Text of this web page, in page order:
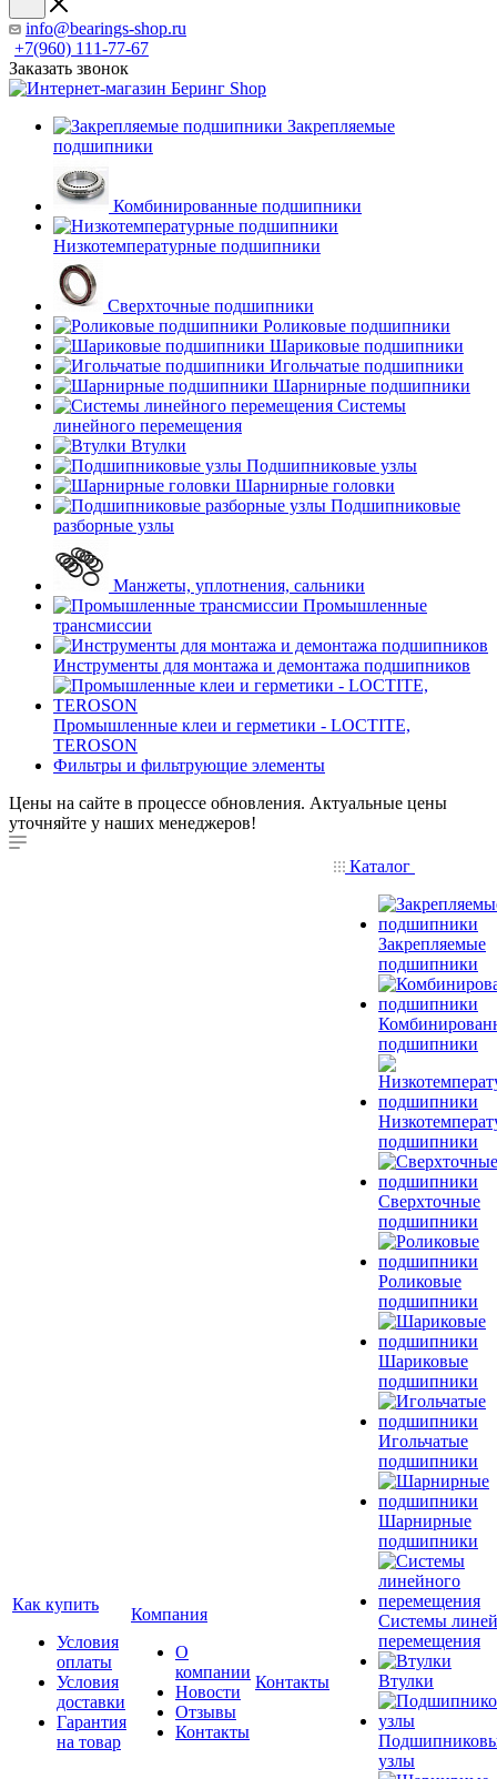
info@bearings-shop.ru
+7(960) 111-77-67
Заказать звонок
Закрепляемые
подшипники
Комбинированные подшипники
Низкотемпературные подшипники
Сверхточные подшипники
Роликовые подшипники
Шариковые подшипники
Игольчатые подшипники
Шарнирные подшипники
Системы
линейного перемещения
Втулки
Подшипниковые узлы
Шарнирные головки
Подшипниковые
разборные узлы
Манжеты, уплотнения, сальники
Промышленные
трансмиссии
Инструменты для монтажа и демонтажа подшипников
Промышленные клеи и герметики - LOCTITE,
TEROSON
Фильтры и фильтрующие элементы
Цены на сайте в процессе обновления. Актуальные цены
уточняйте у наших менеджеров!
Как купить
Условия
оплаты
Условия
доставки
Гарантия
на товар
Компания
О
компании
Новости
Отзывы
Контакты
Контакты
Каталог
Закрепляемые
подшипники
подшипники
подшипники
Сверхточные
подшипники
Роликовые
подшипники
Шариковые
подшипники
Игольчатые
подшипники
Шарнирные
подшипники
Системы
перемещения
Втулки
узлы